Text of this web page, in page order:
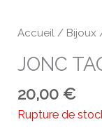
Accueil / Bijoux
JONC
20,00€
Rupture de